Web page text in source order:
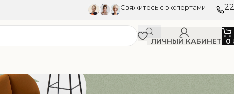
Свяжитесь с экспертами
ЛИЧНЫЙ КАБИНЕТ 0